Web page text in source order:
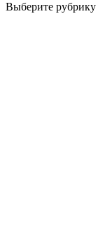
Выберите рубрику